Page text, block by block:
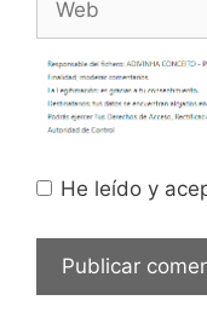
He leído y